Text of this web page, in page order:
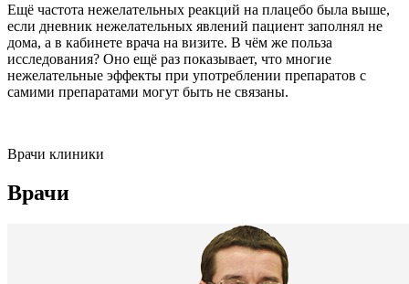
Ещё частота нежелательных реакций на плацебо была выше,
если дневник нежелательных явлений пациент заполнял не
дома, а в кабинете врача на визите. В чём же польза
исследования? Оно ещё раз показывает, что многие
нежелательные эффекты при употреблении препаратов с
самими препаратами могут быть не связаны.
Врачи клиники
Врачи